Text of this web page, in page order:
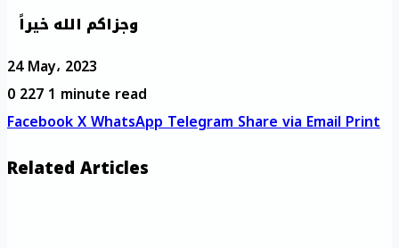
وجزاكم الله خيراً
24 May، 2023
02271 minute read
FacebookXWhatsAppTelegramShare via EmailPrint
Related Articles